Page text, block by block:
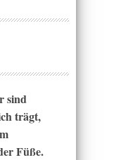
sind
trägt,
Füße.